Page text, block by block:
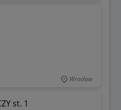
Wrocław
st. 1